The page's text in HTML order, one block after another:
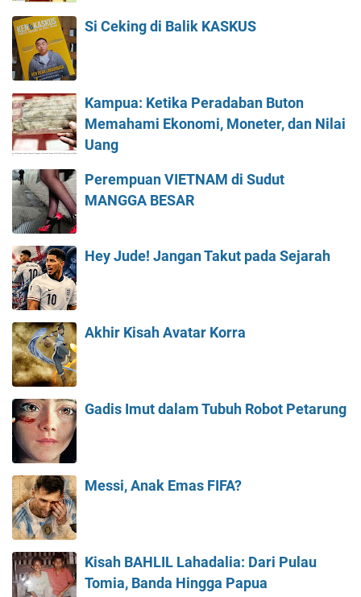
Si Ceking di Balik KASKUS
Kampua: Ketika Peradaban Buton
Memahami Ekonomi, Moneter, dan Nilai
Uang
Perempuan VIETNAM di Sudut
MANGGA BESAR
Hey Jude! Jangan Takut pada Sejarah
Akhir Kisah Avatar Korra
Gadis Imut dalam Tubuh Robot Petarung
Messi, Anak Emas FIFA?
Kisah BAHLIL Lahadalia: Dari Pulau
Tomia, Banda Hingga Papua